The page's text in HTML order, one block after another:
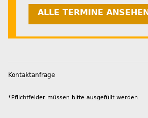
ALLE TERMINE ANSEHEN
Kontaktanfrage
*Pflichtfelder müssen bitte ausgefüllt werden.